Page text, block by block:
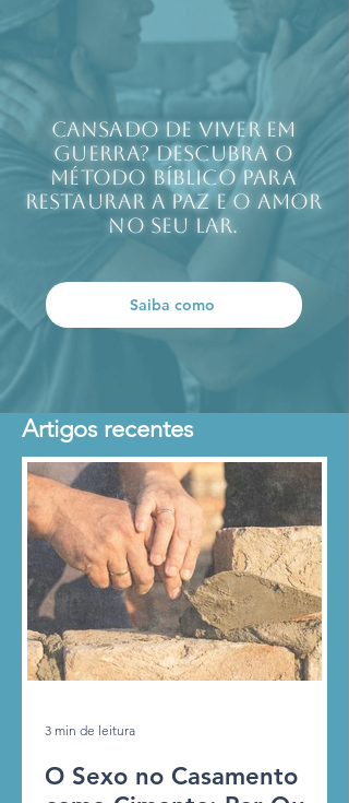
Cansado de viver em
guerra? Descubra o
método bíblico para
restaurar a paz e o amor
no seu lar.
Saiba como
Artigos recentes
O Sexo no Casamento
3 min de leitura